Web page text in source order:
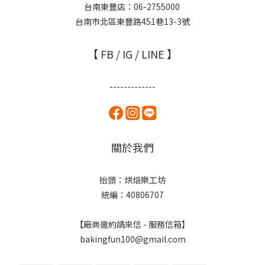
台南東豐店：06-2755000
台南市北區東豐路451巷13-3號
【 FB / IG / LINE 】
-------------
關於我們
抬頭：烘焙樂工坊
統編：40806707
【廠商邀約請來信 - 服務信箱】
bakingfun100@gmail.com